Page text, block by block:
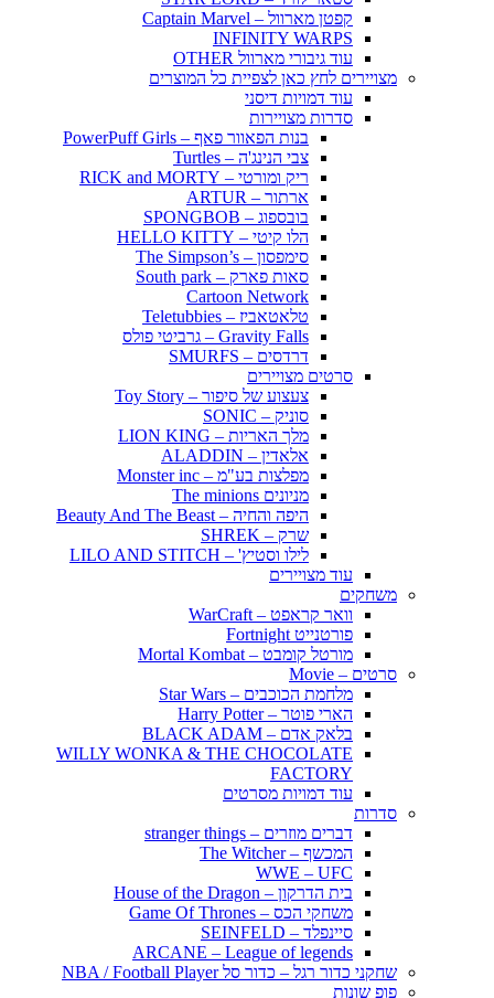
קפטן מארוול – Captain Marvel
INFINITY WARPS
עוד גיבורי מארוול OTHER
מצויירים לחץ כאן לצפיית כל המוצרים
עוד דמויות דיסני
סדרות מצויירות
בנות הפאוור פאף – PowerPuff Girls
צבי הנינג'ה – Turtles
ריק ומורטי – RICK and MORTY
ארתור – ARTUR
בובספוג – SPONGBOB
הלו קיטי – HELLO KITTY
סימפסון – The Simpson’s
סאות פארק – South park
Cartoon Network
טלאטאביז – Teletubbies
Gravity Falls – גרביטי פולס
דרדסים – SMURFS
סרטים מצויירים
צעצוע של סיפור – Toy Story
סוניק – SONIC
מלך האריות – LION KING
אלאדין – ALADDIN
מפלצות בע"מ – Monster inc
מניונים The minions
היפה והחיה – Beauty And The Beast
שרק – SHREK
לילו וסטיץ' – LILO AND STITCH
עוד מצויירים
משחקים
וואר קראפט – WarCraft
פורטנייט Fortnight
מורטל קומבט – Mortal Kombat
סרטים – Movie
מלחמת הכוכבים – Star Wars
הארי פוטר – Harry Potter
בלאק אדם – BLACK ADAM
WILLY WONKA & THE CHOCOLATE
FACTORY
עוד דמויות מסרטים
סדרות
דברים מוזרים – stranger things
המכשף – The Witcher
WWE – UFC
בית הדרקון – House of the Dragon
משחקי הכס – Game Of Thrones
סיינפלד – SEINFELD
ARCANE – League of legends
שחקני כדור רגל – כדור סל NBA / Football Player
פופ שונות